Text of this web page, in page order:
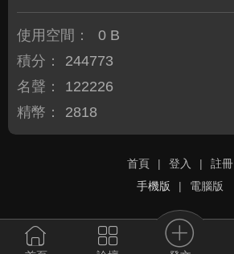
使用空間：
0 B
積分：
244773
名聲：
122226
精幣：
2818
首頁 | 登入 |
註冊
手機版
| 電腦版